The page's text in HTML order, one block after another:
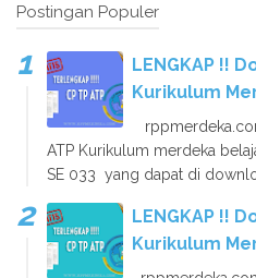
Postingan Populer
LENGKAP !!
Kurikulum
ATP Kurikulum merdeka
SE 033 yang dapat di
LENGKAP !!
Kurikulum